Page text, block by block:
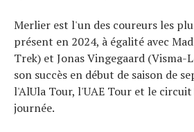
Merlier est l'un des coureurs les
présent en 2024, à égalité avec
Trek) et Jonas Vingegaard (Visma-
son succès en début de saison de
l'AlUla Tour, l'UAE Tour et le circuit
journée.